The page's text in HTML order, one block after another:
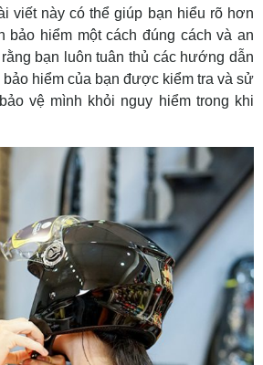
viết này có thể giúp bạn hiểu rõ hơn
bảo hiểm một cách đúng cách và an
bạn luôn tuân thủ các hướng dẫn
bảo hiểm của bạn được kiểm tra và sử
vệ mình khỏi nguy hiểm trong khi